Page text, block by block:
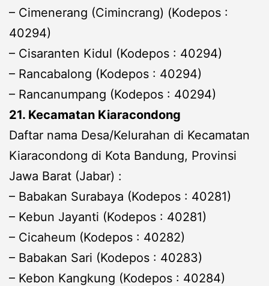
– Cimenerang (Cimincrang) (Kodepos :
40294)
– Cisaranten Kidul (Kodepos : 40294)
– Rancabalong (Kodepos : 40294)
– Rancanumpang (Kodepos : 40294)
21. Kecamatan Kiaracondong
Daftar nama Desa/Kelurahan di Kecamatan
Kiaracondong di Kota Bandung, Provinsi
Jawa Barat (Jabar) :
– Babakan Surabaya (Kodepos : 40281)
– Kebun Jayanti (Kodepos : 40281)
– Cicaheum (Kodepos : 40282)
– Babakan Sari (Kodepos : 40283)
– Kebon Kangkung (Kodepos : 40284)